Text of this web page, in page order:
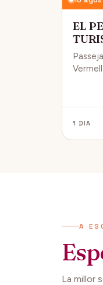
EL
vistes
1 DIA
A
La millor